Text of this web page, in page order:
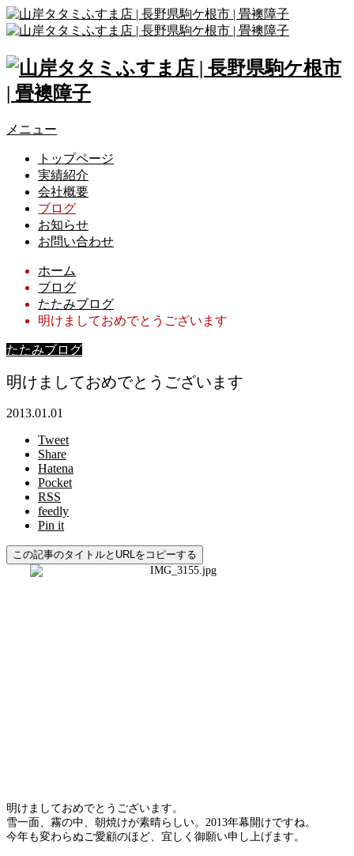
メニュー
トップページ
実績紹介
会社概要
ブログ
お知らせ
お問い合わせ
ホーム
ブログ
たたみブログ
明けましておめでとうございます
たたみブログ
明けましておめでとうございます
2013.01.01
Tweet
Share
Hatena
Pocket
RSS
feedly
Pin it
この記事のタイトルとURLをコピーする
明けましておめでとうございます。
雪一面、霧の中、朝焼けが素晴らしい。2013年幕開けですね。
今年も変わらぬご愛顧のほど、宜しく御願い申し上げます。